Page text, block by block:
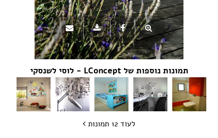
תמונות נוספות של LConcept - לוסי לשנסקי
לעוד 12 תמונות